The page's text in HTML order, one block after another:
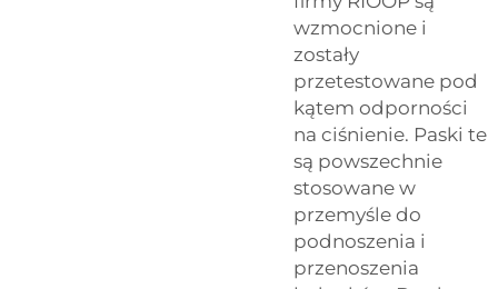
wzmocnione i
zostały
przetestowane pod
kątem odporności
na ciśnienie. Paski te
są powszechnie
stosowane w
przemyśle do
podnoszenia i
przenoszenia